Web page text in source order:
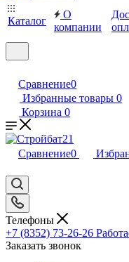
Каталог
О
компании
Сравнение0
Избранные товары 0
Корзина 0
Сравнение0
Телефоны
+7 (8352) 73-26-26
Заказать звонок